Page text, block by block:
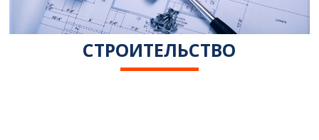
СТРОИТЕЛЬСТВО